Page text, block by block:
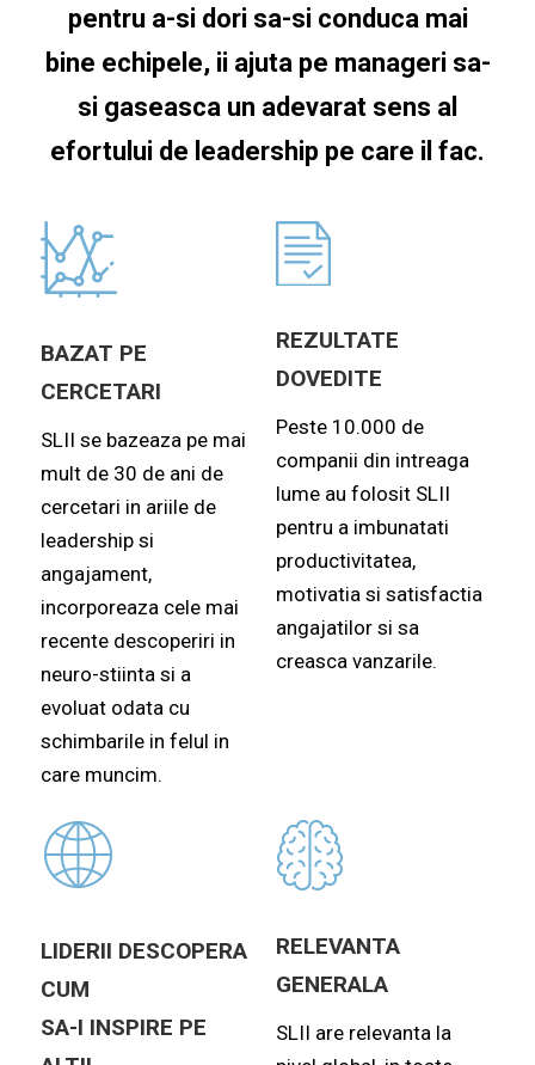
pentru a-si dori sa-si conduca mai
bine echipele, ii ajuta pe manageri sa-
si gaseasca un adevarat sens al
efortului de leadership pe care il fac.
BAZAT PE
CERCETARI
SLII se bazeaza pe mai
mult de 30 de ani de
cercetari in ariile de
leadership si
angajament,
incorporeaza cele mai
recente descoperiri in
neuro-stiinta si a
evoluat odata cu
schimbarile in felul in
care muncim.
REZULTATE
DOVEDITE
Peste 10.000 de
companii din intreaga
lume au folosit SLII
pentru a imbunatati
productivitatea,
motivatia si satisfactia
angajatilor si sa
creasca vanzarile.
LIDERII DESCOPERA
CUM
SA-I INSPIRE PE
RELEVANTA
GENERALA
SLII are relevanta la